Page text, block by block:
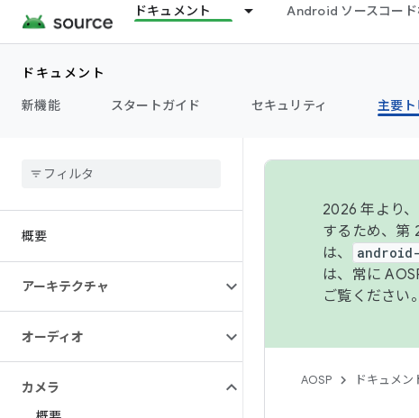
ドキュメント Android ソースコード
ドキュメント
新機能
スタートガイド セキュリティ 主要ト
概要
アーキテクチャ
オーディオ
カメラ
2026 年より
するため、第
は、
は、常に
ご覧ください。
AOSP ドキュメン